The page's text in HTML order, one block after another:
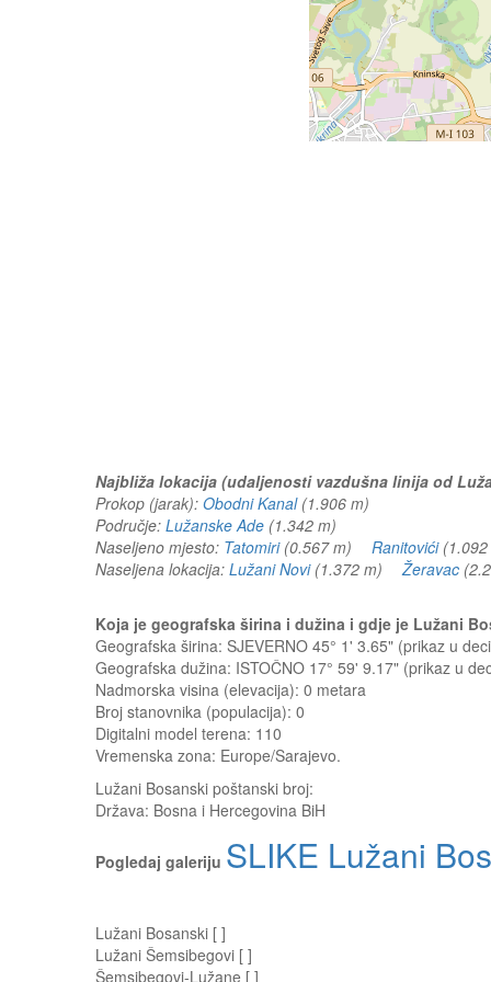
Najbliža lokacija (udaljenosti vazdušna linija od
Prokop (jarak): Obodni Kanal(1.906 m)
Područje: Lužanske Ade (1.342 m)
Naseljeno mjesto: Tatomiri(0.567 m) Ranitovići
Naseljena lokacija: Lužani Novi(1.372 m)Žeravac
Koja je geografska širina i dužina i gdje je Lužani
Geografska širina: SJEVERNO 45° 1' 3.65" (prikaz u
Geografska dužina: ISTOČNO 17° 59' 9.17" (prikaz u
Nadmorska visina (elevacija): 0 metara
Broj stanovnika (populacija): 0
Digitalni model terena: 110
Vremenska zona: Europe/Sarajevo.
Lužani Bosanski poštanski broj:
Država: Bosna i Hercegovina BiH
Pogledaj galeriju SLIKE Lužani
Lužani Bosanski [ ]
Lužani Šemsibegovi [ ]
Šemsibegovi-Lužane [ ]